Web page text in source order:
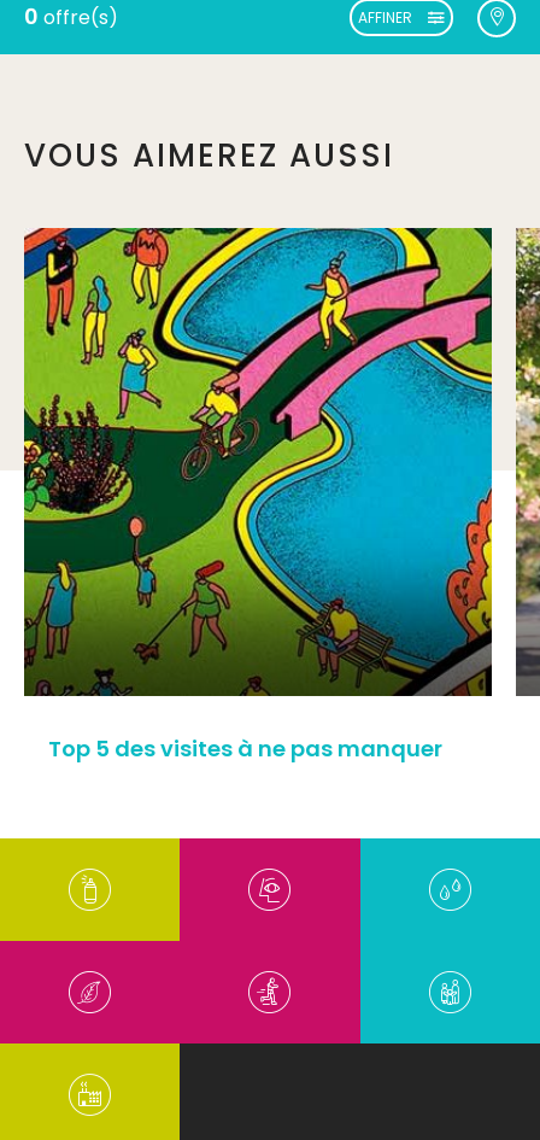
0 offre(s) AFFINER
VOUS AIMEREZ AUSSI
Top 5 des visites à ne pas manquer